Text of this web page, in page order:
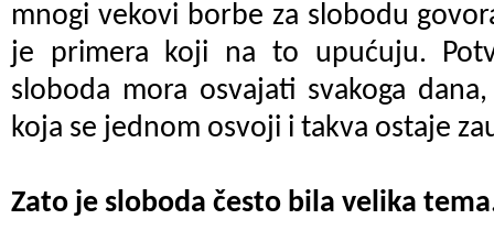
mnogi vekovi borbe za slobodu
je primera koji na to upućuju.
sloboda mora osvajati svakoga
koja se jednom osvoji i takva ostaje
Zato je sloboda često bila velika